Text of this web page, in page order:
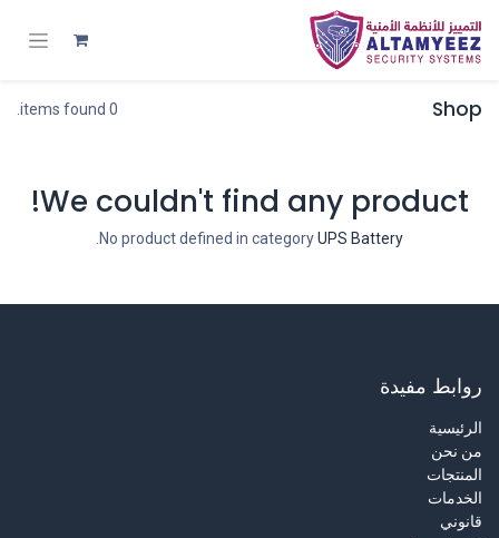
Shop
0 items found.
We couldn't find any product!
No product defined in categoryUPS Battery
روابط مفيدة
الرئيسية
من نحن
المنتجات
الخدمات
قانوني